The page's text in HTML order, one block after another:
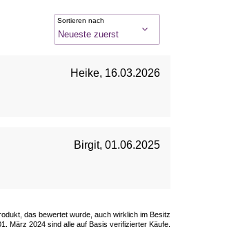
Sortieren nach
Heike, 16.03.2026
Birgit, 01.06.2025
das bewertet wurde, auch wirklich im Besitz
März 2024 sind alle auf Basis verifizierter Käufe.